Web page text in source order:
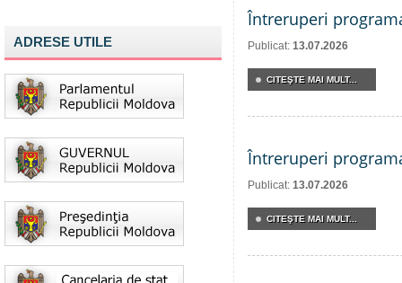
ADRESE UTILE
Întreruperi
Publicat: 13.07.2026
CITEŞTE MAI MULT...
Întreruperi
Publicat: 13.07.2026
CITEŞTE MAI MULT...